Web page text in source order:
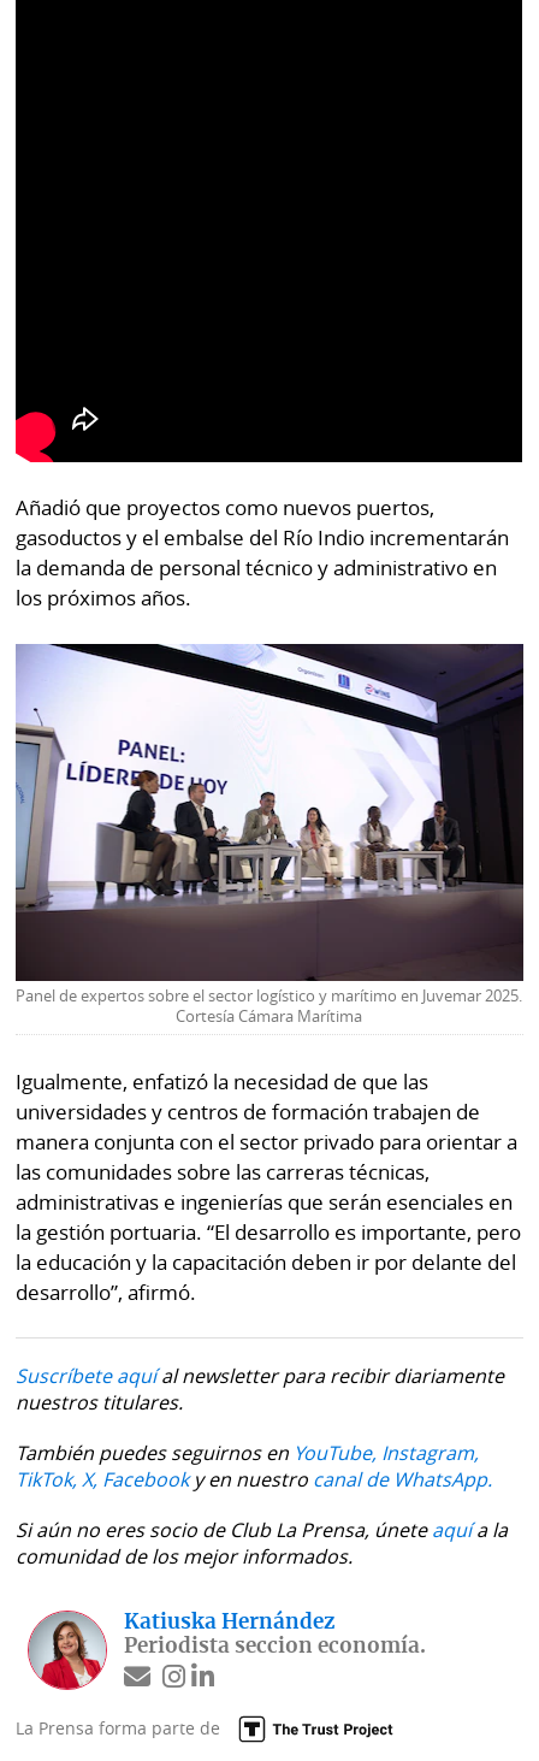
Añadió que proyectos como nuevos puertos,
gasoductos y el embalse del Río Indio incrementarán
la demanda de personal técnico y administrativo en
los próximos años.
Panel de expertos sobre el sector logístico y marítimo en Juvemar 2025.
Cortesía Cámara Marítima
Igualmente, enfatizó la necesidad de que las
universidades y centros de formación trabajen de
manera conjunta con el sector privado para orientar a
las comunidades sobre las carreras técnicas,
administrativas e ingenierías que serán esenciales en
la gestión portuaria. “El desarrollo es importante, pero
la educación y la capacitación deben ir por delante del
desarrollo”, afirmó.
Suscríbete aquíal newsletter para recibir diariamente
nuestros titulares.
También puedes seguirnos en YouTube, Instagram,
TikTok, X, Facebooky en nuestro canal de WhatsApp.
Si aún no eres socio de Club La Prensa, úneteaquía la
comunidad de los mejor informados.
Katiuska Hernández
Periodista seccion economía.
La Prensa forma parte de